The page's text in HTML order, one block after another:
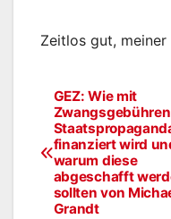
Zeitlos gut, meiner
GEZ: Wie mit
Zwangsgebühren
finanziert wird
warum diese
abgeschafft
sollten von
Grandt